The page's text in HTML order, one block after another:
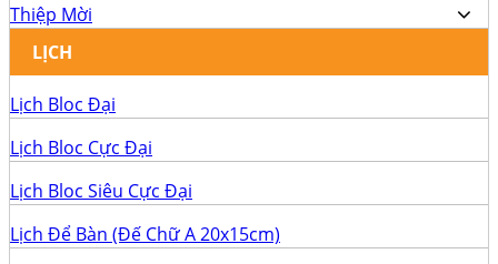
Thiệp Mời
LỊCH
Lịch Bloc Đại
Lịch Bloc Cực Đại
Lịch Bloc Siêu Cực Đại
Lịch Để Bàn (Đế Chữ A 20x15cm)